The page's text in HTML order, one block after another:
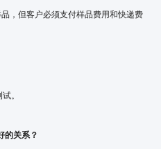
，但客户必须支付样品费用和快递费
。
的关系？